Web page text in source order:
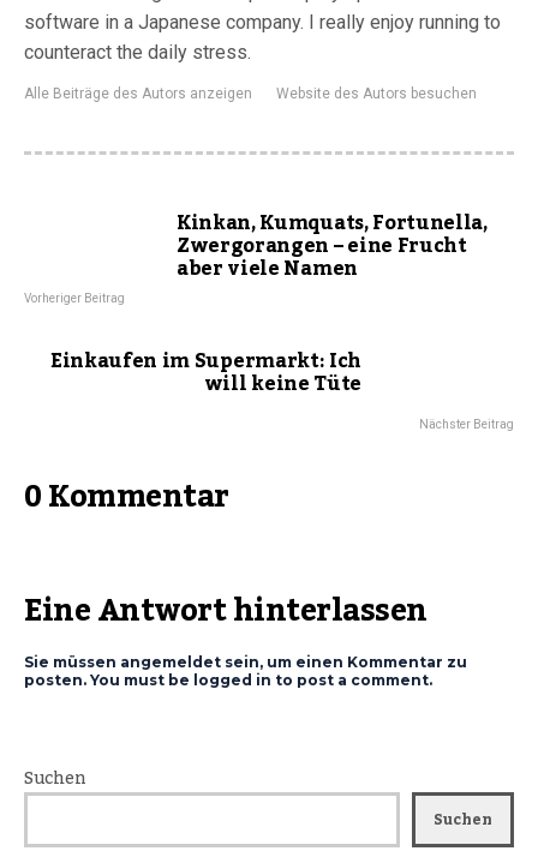
software in a Japanese company. I really enjoy running to
counteract the daily stress.
Alle Beiträge des Autors anzeigen Website des Autors besuchen
Kinkan, Kumquats, Fortunella,
Zwergorangen – eine Frucht
aber viele Namen
Vorheriger Beitrag
Einkaufen im Supermarkt: Ich
will keine Tüte
Nächster Beitrag
0 Kommentar
Eine Antwort hinterlassen
Sie müssen angemeldet sein, um einen Kommentar zu
posten. You must be logged in to post a comment.
Suchen
Suchen